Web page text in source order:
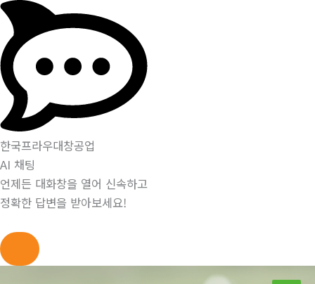
한국프라우대창공업
AI 채팅
언제든 대화창을 열어 신속하고
정확한 답변을 받아보세요!